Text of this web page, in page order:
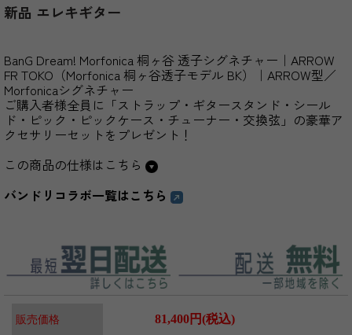
新品 エレキギター
BanG Dream! Morfonica 桐ヶ谷 透子シグネチャー｜ARROW
FR TOKO（Morfonica 桐ヶ谷透子モデル BK）｜ARROW型／
Morfonicaシグネチャー
ご購入者様全員に「ストラップ・ギタースタンド・シール
ド・ピック・ピックケース・チューナー・交換弦」の豪華ア
クセサリーセットをプレゼント！
この商品の仕様はこちら
バンドリコラボ一覧はこちら
販売価格 81,400円(税込)